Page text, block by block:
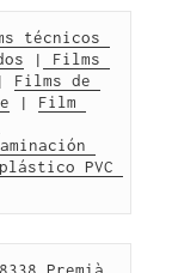
técnicos
|
Films
Films de
| Film
PVC